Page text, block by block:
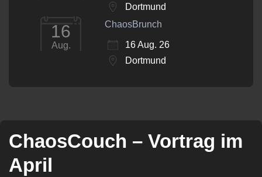
ChaosCouch – Vortrag im
April
Dortmund
16
Aug.
ChaosBrunch
16 Aug. 26
Dortmund